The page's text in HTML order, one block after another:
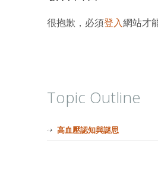
很抱歉，必須登入網站才
Topic Outline
高血壓認知與謎思